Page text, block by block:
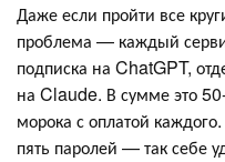
Даже если пройти все
проблема — каждый
подписка на ChatGPT,
на Claude. В сумме это
морока с оплатой
пять паролей — так себе